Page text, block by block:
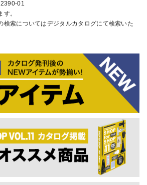
01
。
検索についてはデジタルカタログにて検索いた